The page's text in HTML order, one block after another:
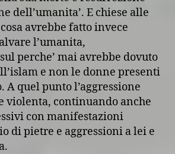
dell’umanita’. E chiese alle
avrebbe fatto invece
l’umanita,
perche’ mai avrebbe dovuto
e non le donne presenti
A quel punto l’aggressione
violenta, continuando anche
con manifestazioni
di pietre e aggressioni a lei e